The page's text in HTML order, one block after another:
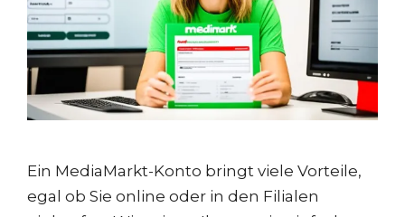
Ein MediaMarkt-Konto bringt viele Vorteile,
egal ob Sie online oder in den Filialen